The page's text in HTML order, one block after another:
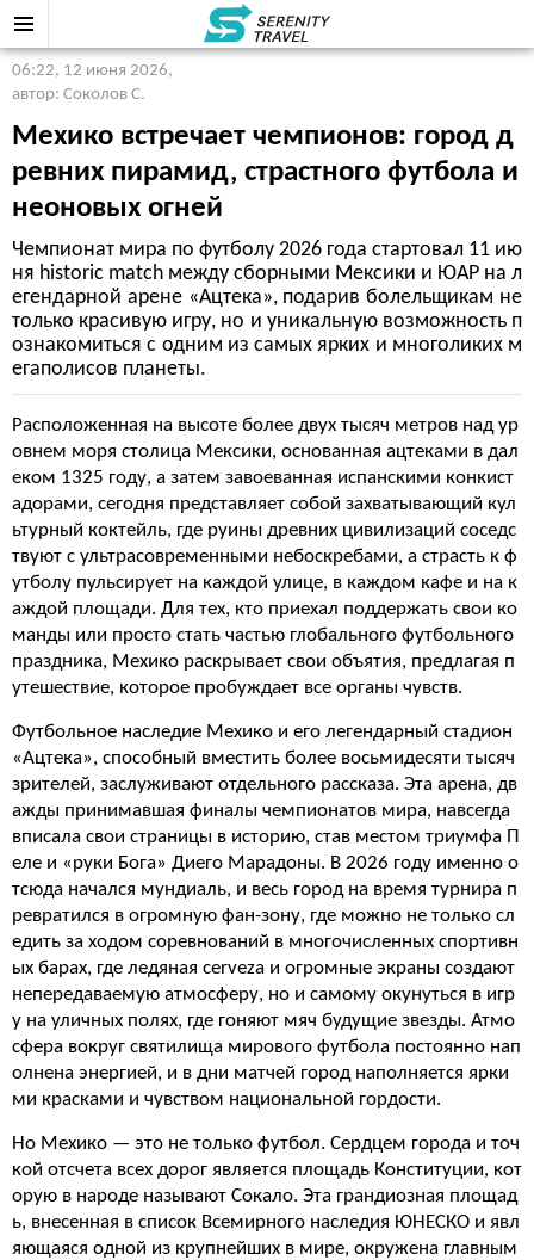
06:22, 12 июня 2026,
автор: Соколов С.
Мехико встречает чемпионов: город д
ревних пирамид, страстного футбола и
неоновых огней
Чемпионат мира по футболу 2026 года стартовал 11 ию
ня historic match между сборными Мексики и ЮАР на л
егендарной арене «Ацтека», подарив болельщикам не
только красивую игру, но и уникальную возможность п
ознакомиться с одним из самых ярких и многоликих м
егаполисов планеты.
Расположенная на высоте более двух тысяч метров над ур
овнем моря столица Мексики, основанная ацтеками в дал
еком 1325 году, а затем завоеванная испанскими конкист
адорами, сегодня представляет собой захватывающий кул
ьтурный коктейль, где руины древних цивилизаций соседс
твуют с ультрасовременными небоскребами, а страсть к ф
утболу пульсирует на каждой улице, в каждом кафе и на к
аждой площади. Для тех, кто приехал поддержать свои ко
манды или просто стать частью глобального футбольного
праздника, Мехико раскрывает свои объятия, предлагая п
утешествие, которое пробуждает все органы чувств.
Футбольное наследие Мехико и его легендарный стадион
«Ацтека», способный вместить более восьмидесяти тысяч
зрителей, заслуживают отдельного рассказа. Эта арена, дв
ажды принимавшая финалы чемпионатов мира, навсегда
вписала свои страницы в историю, став местом триумфа П
еле и «руки Бога» Диего Марадоны. В 2026 году именно о
тсюда начался мундиаль, и весь город на время турнира п
ревратился в огромную фан-зону, где можно не только сл
едить за ходом соревнований в многочисленных спортивн
ых барах, где ледяная cerveza и огромные экраны создают
непередаваемую атмосферу, но и самому окунуться в игр
у на уличных полях, где гоняют мяч будущие звезды. Атмо
сфера вокруг святилища мирового футбола постоянно нап
олнена энергией, и в дни матчей город наполняется ярки
ми красками и чувством национальной гордости.
Но Мехико — это не только футбол. Сердцем города и точ
кой отсчета всех дорог является площадь Конституции, кот
орую в народе называют Сокало. Эта грандиозная площад
ь, внесенная в список Всемирного наследия ЮНЕСКО и явл
яющаяся одной из крупнейших в мире, окружена главным